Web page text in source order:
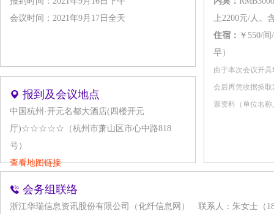
会议时间：2021年9月17日全天
报到及会议地点
中国杭州·开元名都大酒店(四楼开元
厅)☆☆☆☆☆（杭州市萧山区市心中路818
号）
查看地图链接
上2200元/人。
住宿： ￥550/
早）
由于本次会议开
会后再凭收据换
票资料（单位名
会务组联络
浙江华瑞信息资讯股份有限公司（化纤信息网）
联系人：朱女士（